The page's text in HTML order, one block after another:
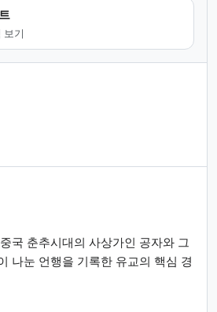
보기
국 춘추시대의 사상가인 공자와 그
나눈 언행을 기록한 유교의 핵심 경